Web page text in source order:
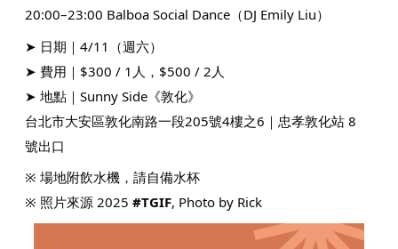
20:00–23:00 Balboa Social Dance（DJ Emily Liu）
➤ 日期｜4/11（週六）
➤ 費用｜$300 / 1人，$500 / 2人
➤ 地點｜Sunny Side《敦化》
台北市大安區敦化南路一段205號4樓之6｜忠孝敦化站 8
號出口
※ 場地附飲水機，請自備水杯
※ 照片來源 2025#TGIF, Photo by Rick